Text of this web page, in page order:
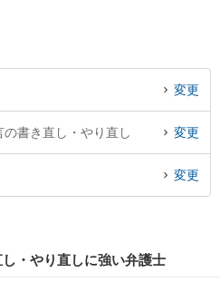
変更
書き直し・やり直し 変更
変更
・やり直しに強い弁護士